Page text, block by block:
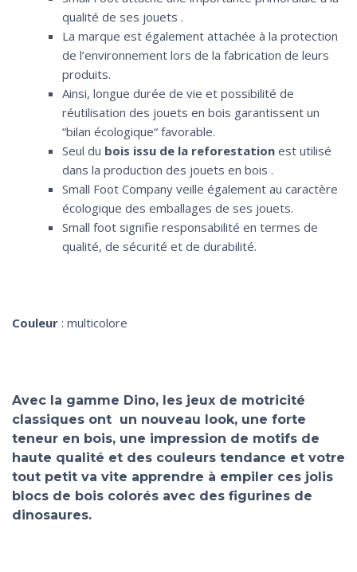
qualité de ses jouets .
La marque est également attachée à la protection
de l’environnement lors de la fabrication de leurs
produits.
Ainsi, longue durée de vie et possibilité de
réutilisation des jouets en bois garantissent un
“bilan écologique“ favorable.
Seul du bois issu de la reforestationest utilisé
dans la production des jouets en bois .
Small Foot Company veille également au caractère
écologique des emballages de ses jouets.
Small foot signifie responsabilité en termes de
qualité, de sécurité et de durabilité.
Couleur : multicolore
Avec la gamme Dino, les jeux de motricité
classiques ont un nouveau look, une forte
teneur en bois, une impression de motifs de
haute qualité et des couleurs tendance et votre
tout petit va vite apprendre à empiler ces jolis
blocs de bois colorés avec des figurines de
dinosaures.